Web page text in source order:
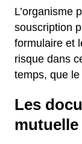
L’organisme
souscription
formulaire et
risque dans
temps, que
Les
mutuelle